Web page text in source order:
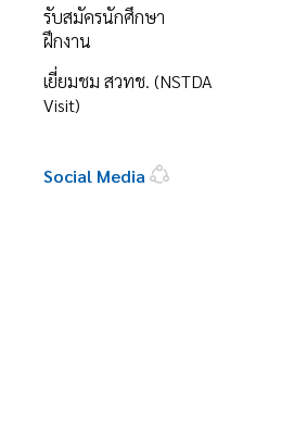
รับสมัครนักศึกษา
ฝึกงาน
เยี่ยมชม สวทช. (NSTDA
Visit)
Social Media